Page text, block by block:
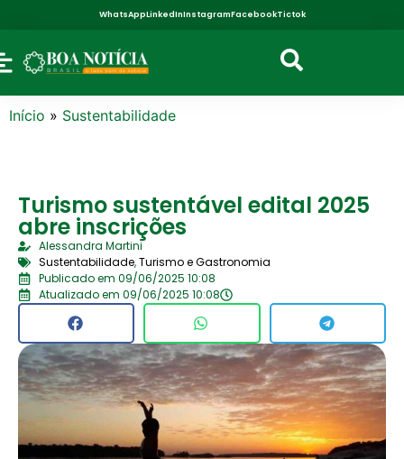
WhatsAppLinkedInInstagramFacebookTictok
Início » Sustentabilidade
Turismo sustentável edital 2025
abre inscrições
Alessandra Martini
Sustentabilidade,Turismo e Gastronomia
Publicado em 09/06/2025 10:08
Atualizado em 09/06/2025 10:08